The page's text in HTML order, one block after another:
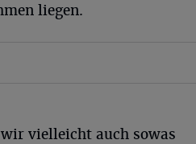
liegen.
vielleicht auch sowas